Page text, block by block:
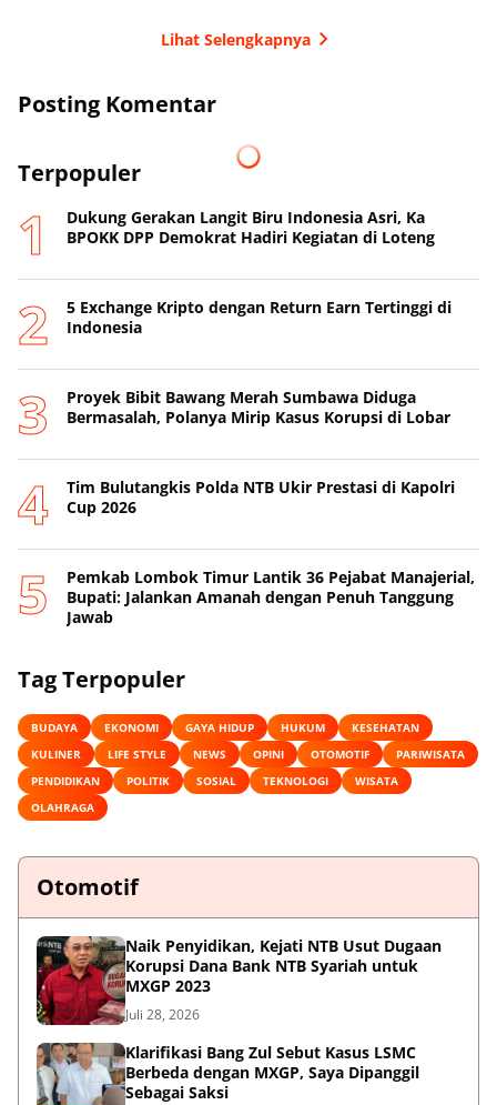
Lihat Selengkapnya
Posting Komentar
Terpopuler
Dukung Gerakan Langit Biru Indonesia Asri, Ka
BPOKK DPP Demokrat Hadiri Kegiatan di Loteng
5 Exchange Kripto dengan Return Earn Tertinggi di
Indonesia
Proyek Bibit Bawang Merah Sumbawa Diduga
Bermasalah, Polanya Mirip Kasus Korupsi di Lobar
Tim Bulutangkis Polda NTB Ukir Prestasi di Kapolri
Cup 2026
Pemkab Lombok Timur Lantik 36 Pejabat Manajerial,
Bupati: Jalankan Amanah dengan Penuh Tanggung
Jawab
Tag Terpopuler
BUDAYA EKONOMI GAYA HIDUP HUKUM
KESEHATAN
KULINER
LIFE STYLE NEWS OPINI OTOMOTIF
PARIWISATA
PENDIDIKAN
POLITIK SOSIAL TEKNOLOGI
WISATA
OLAHRAGA
Otomotif
Naik Penyidikan, Kejati NTB Usut Dugaan
Korupsi Dana Bank NTB Syariah untuk
MXGP 2023
Juli 28, 2026
Klarifikasi Bang Zul Sebut Kasus LSMC
Berbeda dengan MXGP, Saya Dipanggil
Sebagai Saksi